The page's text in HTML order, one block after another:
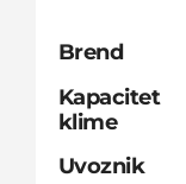
Brend
Kapacitet
klime
Uvoznik